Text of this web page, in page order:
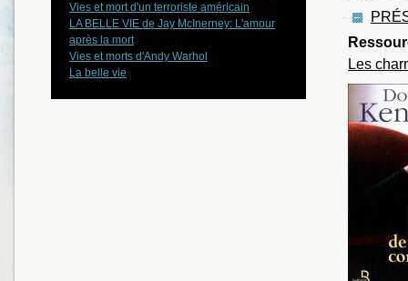
Les
Vies et mort d'un terroriste américain
LA BELLE VIE de Jay McInerney: L'amour
après la mort
Vies et morts d'Andy Warhol
La belle vie